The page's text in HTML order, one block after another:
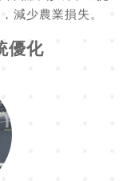
減少農業損失。
優化